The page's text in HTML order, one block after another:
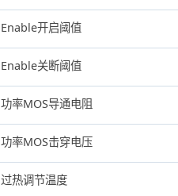
Enable开启阈值
Enable关断阈值
功率MOS导通电阻
功率MOS击穿电压
过热调节温度